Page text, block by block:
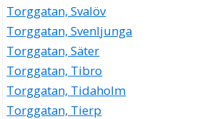
Torggatan, Svalöv
Torggatan, Svenljunga
Torggatan, Säter
Torggatan, Tibro
Torggatan, Tidaholm
Torggatan, Tierp